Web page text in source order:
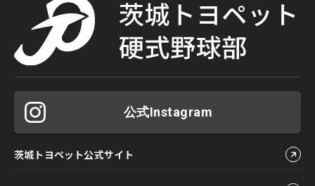
公式Instagram
茨城トヨペット公式サイト